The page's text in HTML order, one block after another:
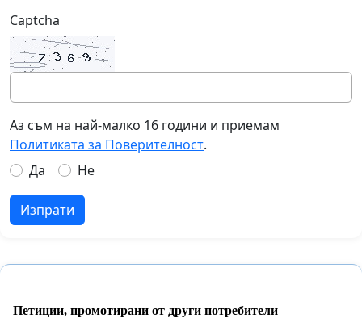
Captcha
Аз съм на най-малко 16 години и приемам
Политиката за Поверителност.
Да
Не
Изпрати
Петиции, промотирани от други потребители